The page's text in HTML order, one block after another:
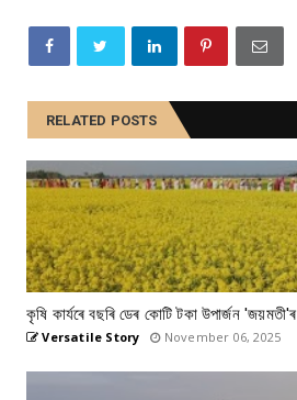
RELATED POSTS
কৃষি কাৰ্যৰে বছৰি ডেৰ কোটি টকা উপার্জন 'জয়মতী'ৰ
Versatile Story November 06, 2025